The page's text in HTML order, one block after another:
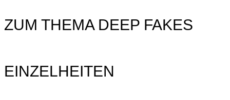
ZUM THEMA DEEP FAKES
EINZELHEITEN